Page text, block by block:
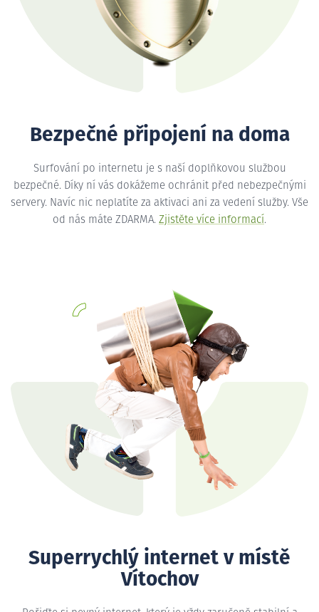
Bezpečné připojení na doma
Surfování po internetu je s naší doplňkovou službou
bezpečné. Díky ní vás dokážeme ochránit před nebezpečnými
servery. Navíc nic neplatíte za aktivaci ani za vedení služby. Vše
od nás máte ZDARMA. Zjistěte více informací.
Superrychlý internet v místě
Vítochov